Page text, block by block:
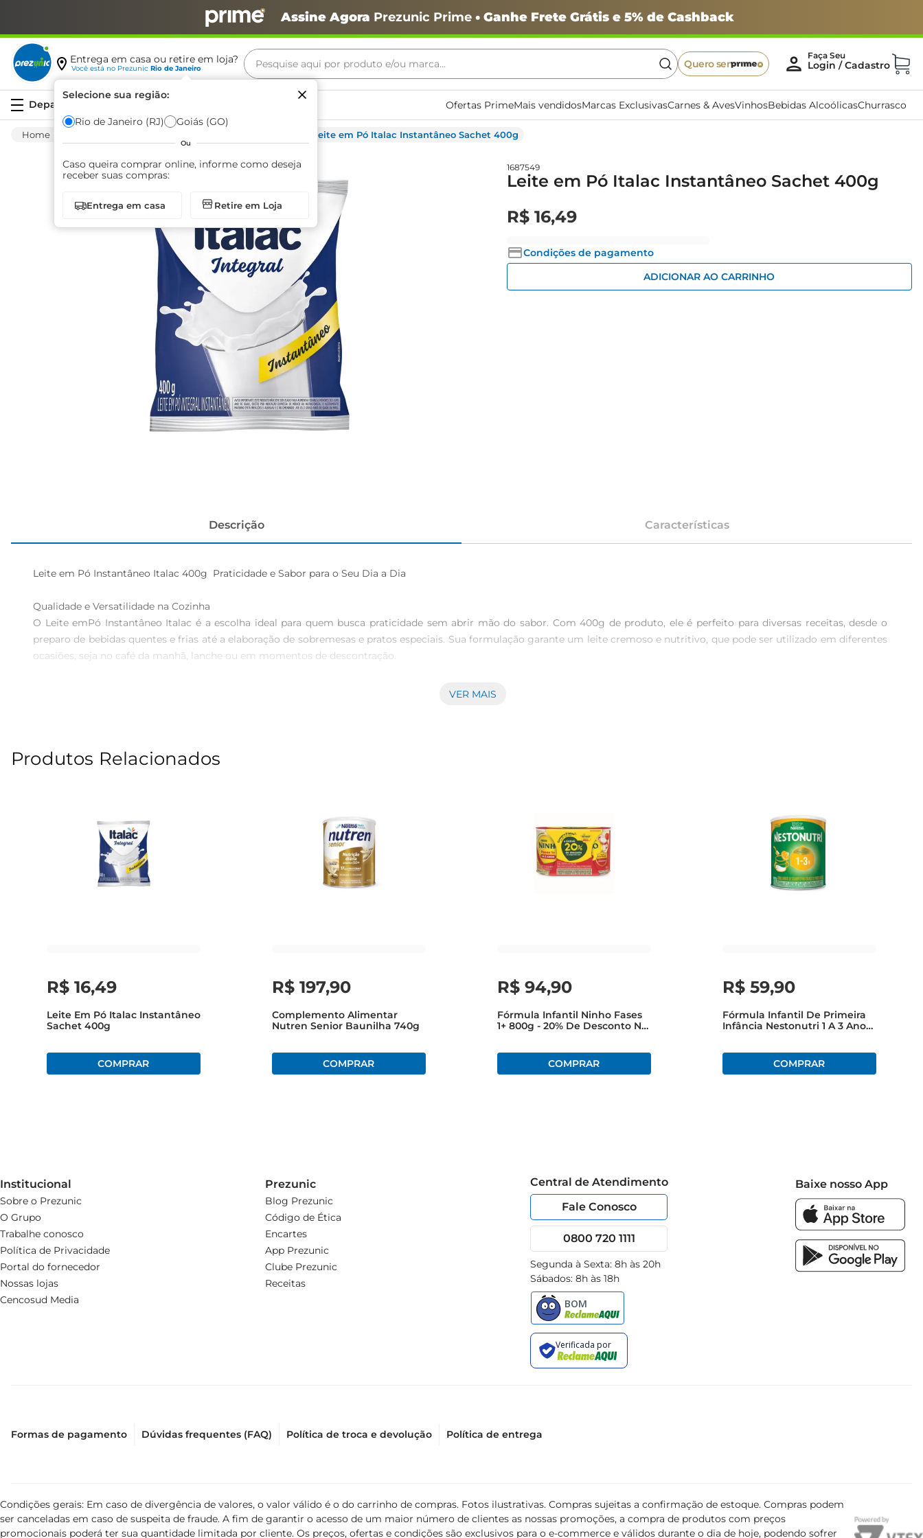
Assine Agora Prezunic Prime• Ganhe Frete Grátis e 5% de Cashback
Entrega em casa ou retire em loja?
Você está no Prezunic Rio de Janeiro
Selecione sua região:
Rio de Janeiro (RJ) Goiás (GO)
Ou
Caso queira comprar online, informe como deseja
receber suas compras:
Entrega em casa Retire em Loja
Pesquise aqui por produto e/ou marca...
Quero ser
Ofertas PrimeMais vendidosMarcas ExclusivasCarnes & AvesVinhosBebidas AlcoólicasChurrasco
Leite em Pó Italac Instantâneo Sachet 400g
1687549
Leite em Pó Italac Instantâneo Sachet 400g
R$ 16,49
Condições de pagamento
ADICIONAR AO CARRINHO
Descrição Características
Leite em Pó Instantâneo Italac 400g  Praticidade e Sabor para o Seu Dia a Dia
Qualidade e Versatilidade na Cozinha
O Leite emPó Instantâneo Italac é a escolha ideal para quem busca praticidade sem abrir mão do sabor. Com 400g de produto, ele é perfeito para diversas receitas, desde o
preparo de bebidas quentes e frias até a elaboração de sobremesas e pratos especiais. Sua formulação garante um leite cremoso e nutritivo, que pode ser utilizado em diferentes
ocasiões, seja no café da manhã, lanche ou em momentos de descontração.
paladar agradável.
Especificações do Produto
VER MAIS
Produtos Relacionados
R$ 16,49
Leite Em Pó Italac Instantâneo
Sachet 400g
R$ 197,90
Complemento Alimentar
Nutren Senior Baunilha 740g
R$ 94,90
Fórmula Infantil Ninho Fases
1+ 800g - 20% De Desconto Na
R$ 59,90
Fórmula Infantil De Primeira
Infância Nestonutri 1 A 3 Anos
Institucional
Sobre o Prezunic
O Grupo
Trabalhe conosco
Política de Privacidade
Portal do fornecedor
Nossas lojas
Cencosud Media
Prezunic
Blog Prezunic
Código de Ética
Encartes
App Prezunic
Clube Prezunic
Receitas
Central de Atendimento
Fale Conosco
0800 720 1111
Segunda à Sexta: 8h às 20h
Sábados: 8h às 18h
Baixe nosso App
Formas de pagamento Dúvidas frequentes (FAQ) Política de troca e devolução Política de entrega
Condições gerais: Em caso de divergência de valores, o valor válido é o do carrinho de compras. Fotos ilustrativas. Compras sujeitas a confirmação de estoque. Compras podem
ser canceladas em caso de suspeita de fraude. A fim de garantir o acesso de um maior número de clientes as nossas promoções, a compra de produtos com preços
promocionais poderá ter sua quantidade limitada por cliente. Os preços, ofertas e condições são exclusivos para o e-commerce e válidos durante o dia de hoje, podendo sofrer
Termos mais buscados
café
arroz
azeite
biscoito
cerveja
iogurte
papel higiênico